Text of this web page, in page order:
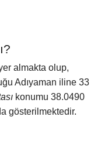
almakta olup,
Adıyaman iline 33
konumu 38.0490
gösterilmektedir.